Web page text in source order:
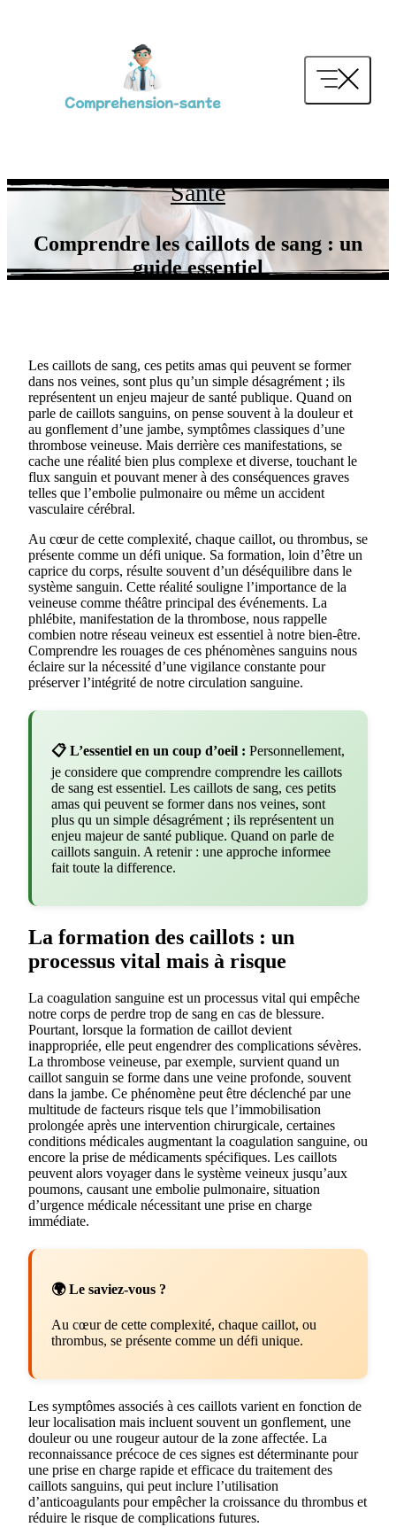
Santé
Comprendre les caillots de sang : un
guide essentiel
Les caillots de sang, ces petits amas qui peuvent se former
dans nos veines, sont plus qu’un simple désagrément ; ils
représentent un enjeu majeur de santé publique. Quand on
parle de caillots sanguins, on pense souvent à la douleur et
au gonflement d’une jambe, symptômes classiques d’une
thrombose veineuse. Mais derrière ces manifestations, se
cache une réalité bien plus complexe et diverse, touchant le
flux sanguin et pouvant mener à des conséquences graves
telles que l’embolie pulmonaire ou même un accident
vasculaire cérébral.
Au cœur de cette complexité, chaque caillot, ou thrombus, se
présente comme un défi unique. Sa formation, loin d’être un
caprice du corps, résulte souvent d’un déséquilibre dans le
système sanguin. Cette réalité souligne l’importance de la
veineuse comme théâtre principal des événements. La
phlébite, manifestation de la thrombose, nous rappelle
combien notre réseau veineux est essentiel à notre bien-être.
Comprendre les rouages de ces phénomènes sanguins nous
éclaire sur la nécessité d’une vigilance constante pour
préserver l’intégrité de notre circulation sanguine.
📋 L’essentiel en un coup d’oeil : Personnellement,
je considere que comprendre comprendre les caillots
de sang est essentiel. Les caillots de sang, ces petits
amas qui peuvent se former dans nos veines, sont
plus qu un simple désagrément ; ils représentent un
enjeu majeur de santé publique. Quand on parle de
caillots sanguin. A retenir : une approche informee
fait toute la difference.
La formation des caillots : un
processus vital mais à risque
La coagulation sanguine est un processus vital qui empêche
notre corps de perdre trop de sang en cas de blessure.
Pourtant, lorsque la formation de caillot devient
inappropriée, elle peut engendrer des complications sévères.
La thrombose veineuse, par exemple, survient quand un
caillot sanguin se forme dans une veine profonde, souvent
dans la jambe. Ce phénomène peut être déclenché par une
multitude de facteurs risque tels que l’immobilisation
prolongée après une intervention chirurgicale, certaines
conditions médicales augmentant la coagulation sanguine, ou
encore la prise de médicaments spécifiques. Les caillots
peuvent alors voyager dans le système veineux jusqu’aux
poumons, causant une embolie pulmonaire, situation
d’urgence médicale nécessitant une prise en charge
immédiate.
🌍 Le saviez-vous ?
Au cœur de cette complexité, chaque caillot, ou
thrombus, se présente comme un défi unique.
Les symptômes associés à ces caillots varient en fonction de
leur localisation mais incluent souvent un gonflement, une
douleur ou une rougeur autour de la zone affectée. La
reconnaissance précoce de ces signes est déterminante pour
une prise en charge rapide et efficace du traitement des
caillots sanguins, qui peut inclure l’utilisation
d’anticoagulants pour empêcher la croissance du thrombus et
réduire le risque de complications futures.